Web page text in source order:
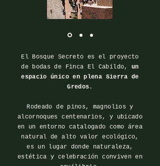
El Bosque Secreto es el proyecto
de bodas de Finca El Cabildo,un
espacio único en plena Sierra de
Gredos.
Rodeado de pinos, magnolios y
alcornoques centenarios, y ubicado
en un entorno catalogado como área
natural de alto valor ecológico,
es un lugar donde naturaleza,
estética y celebración conviven en